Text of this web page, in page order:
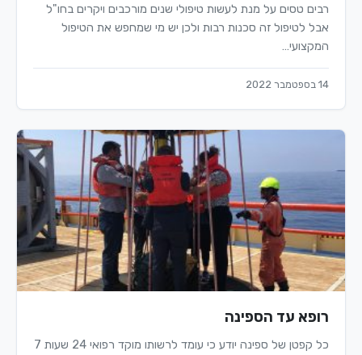
רבים טסים על מנת לעשות טיפולי שנים מורכבים ויקרים בחו"ל
אבל לטיפול זה סכנות רבות ולכן יש מי שמחפש את הטיפול
המקצועי…
14 בספטמבר 2022
רופא עד הספינה
כל קפטן של ספינה יודע כי עומד לרשותו מוקד רפואי 24 שעות 7